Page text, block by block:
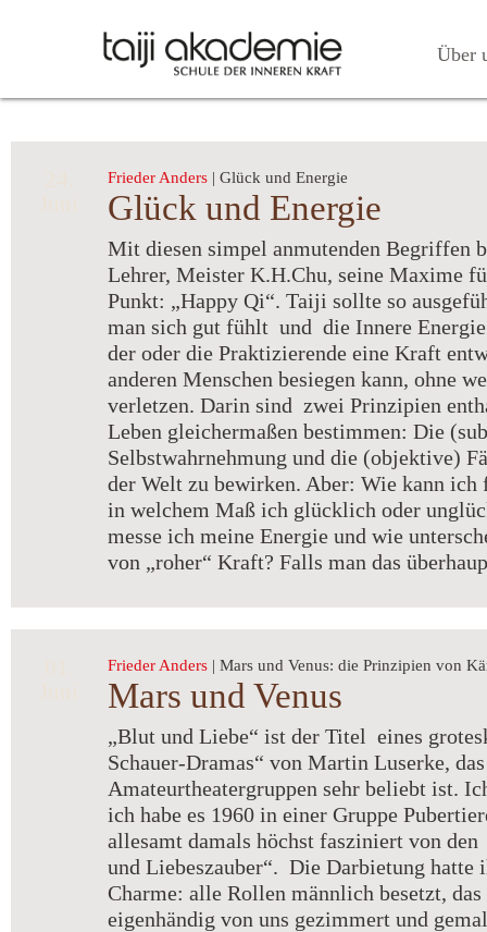
Über
Frieder Anders | Glück und Energie
Glück und Energie
Mit diesen simpel anmutenden Begriffen
Lehrer, Meister K.H.Chu, seine Maxime
Punkt: „Happy Qi“. Taiji sollte so
man sich gut fühlt und die Innere
der oder die Praktizierende eine Kraft
anderen Menschen besiegen kann, ohne
verletzen. Darin sind zwei Prinzipien
Leben gleichermaßen bestimmen: Die
Selbstwahrnehmung und die (objektive)
der Welt zu bewirken. Aber: Wie kann ich
in welchem Maß ich glücklich oder
messe ich meine Energie und wie
von „roher“ Kraft? Falls man das
Frieder Anders | Mars und Venus: die Prinzipien von
Mars und Venus
„Blut und Liebe“ ist der Titel eines
Schauer-Dramas“ von Martin Luserke,
Amateurtheatergruppen sehr beliebt ist.
ich habe es 1960 in einer Gruppe
allesamt damals höchst fasziniert von
und Liebeszauber“. Die Darbietung hatte
Charme: alle Rollen männlich besetzt,
eigenhändig von uns gezimmert und